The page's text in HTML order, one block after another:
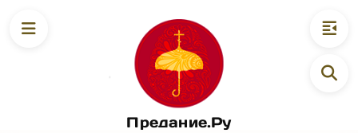
Предание.Ру